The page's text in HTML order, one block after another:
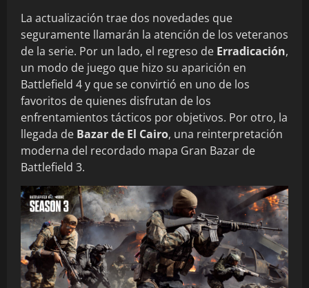
La actualización trae dos novedades que
seguramente llamarán la atención de los veteranos
de la serie. Por un lado, el regreso de Erradicación,
un modo de juego que hizo su aparición en
Battlefield 4 y que se convirtió en uno de los
favoritos de quienes disfrutan de los
enfrentamientos tácticos por objetivos. Por otro, la
llegada de Bazar de El Cairo, una reinterpretación
moderna del recordado mapa Gran Bazar de
Battlefield 3.